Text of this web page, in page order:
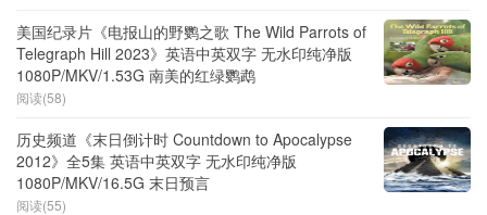
美国纪录片《电报山的野鹦之歌 The Wild Parrots of
Telegraph Hill 2023》英语中英双字 无水印纯净版
1080P/MKV/1.53G 南美的红绿鹦鹉
阅读(58)
历史频道《末日倒计时 Countdown to Apocalypse
2012》全5集 英语中英双字 无水印纯净版
1080P/MKV/16.5G 末日预言
阅读(55)